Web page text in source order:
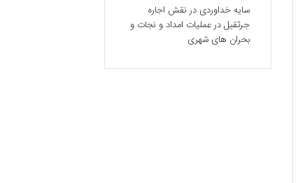
سایه خداوردی درنقش اجاره
جرثقیل در عملیات امداد و نجات و
بحران های شهری